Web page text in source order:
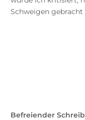
Schweigen gebracht
Befreiender